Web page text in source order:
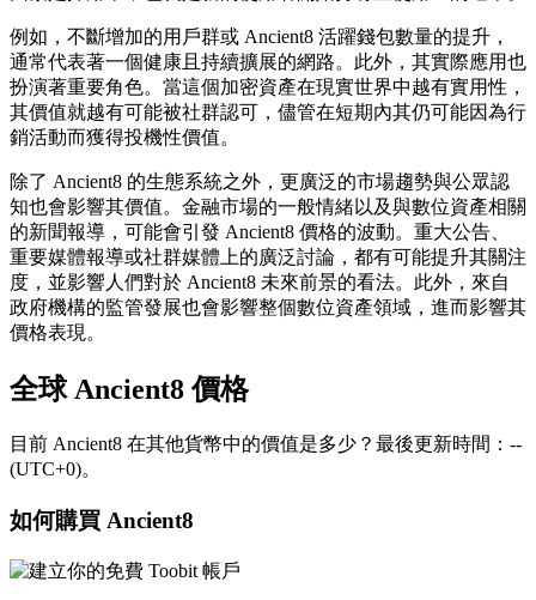
例如，不斷增加的用戶群或 Ancient8 活躍錢包數量的提升，
通常代表著一個健康且持續擴展的網路。此外，其實際應用也
扮演著重要角色。當這個加密資產在現實世界中越有實用性，
其價值就越有可能被社群認可，儘管在短期內其仍可能因為行
銷活動而獲得投機性價值。
除了 Ancient8 的生態系統之外，更廣泛的市場趨勢與公眾認
知也會影響其價值。金融市場的一般情緒以及與數位資產相關
的新聞報導，可能會引發 Ancient8 價格的波動。重大公告、
重要媒體報導或社群媒體上的廣泛討論，都有可能提升其關注
度，並影響人們對於 Ancient8 未來前景的看法。此外，來自
政府機構的監管發展也會影響整個數位資產領域，進而影響其
價格表現。
全球 Ancient8 價格
目前 Ancient8 在其他貨幣中的價值是多少？最後更新時間：--
(UTC+0)。
如何購買 Ancient8